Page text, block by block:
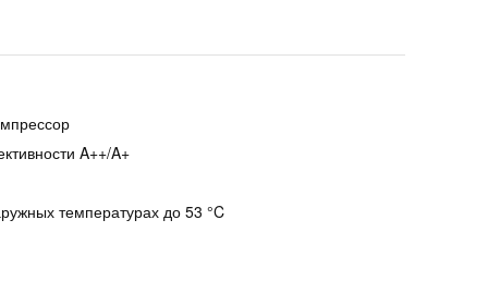
A++/A+
температурах до 53 °C